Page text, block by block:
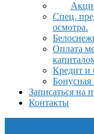
Спец.
осмотра.
Оплата
Кредит и
Бонусная
Записаться на
Контакты